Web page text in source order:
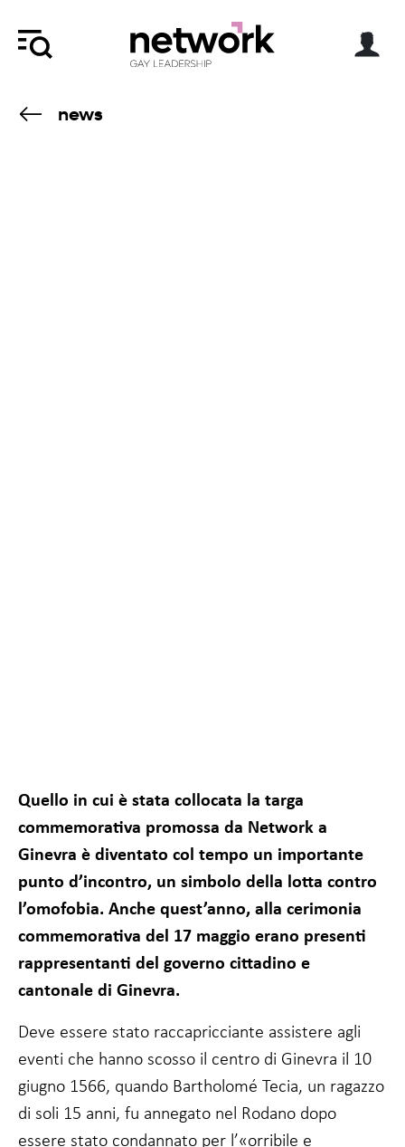
news
Quello in cui è stata collocata la targa
commemorativa promossa da Network a
Ginevra è diventato col tempo un importante
punto d’incontro, un simbolo della lotta contro
l’omofobia. Anche quest’anno, alla cerimonia
commemorativa del 17 maggio erano presenti
rappresentanti del governo cittadino e
cantonale di Ginevra.
Deve essere stato raccapricciante assistere agli
eventi che hanno scosso il centro di Ginevra il 10
giugno 1566, quando Bartholomé Tecia, un ragazzo
di soli 15 anni, fu annegato nel Rodano dopo
essere stato condannato per l’«orribile e
non sono
Sono necessari
per il
del sito web.
In modo da
poter
migliorare
funzionalità
struttura
del sito
web, in
base a
come viene